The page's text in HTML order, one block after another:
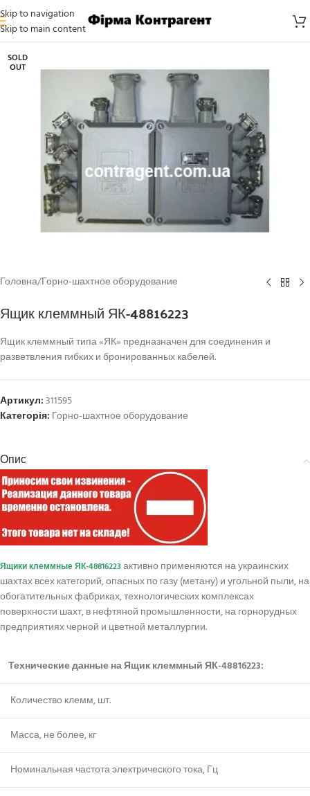
Skip to navigation
Skip to main content
SOLD
OUT
Головна/Горно-шахтное оборудование
Ящик клеммный ЯК-48816223
Ящик клеммный типа «ЯК» предназначен для соединения и
разветвления гибких и бронированных кабелей.
Артикул:311595
Категорія: Горно-шахтное оборудование
Опис
Ящики клеммные ЯК-48816223активно применяются на украинских
шахтах всех категорий, опасных по газу (метану) и угольной пыли, на
обогатительных фабриках, технологических комплексах
поверхности шахт, в нефтяной промышленности, на горнорудных
предприятиях черной и цветной металлургии.
Технические данные на Ящик клеммный ЯК-48816223:
Количество клемм, шт.
Масса, не более, кг
Номинальная частота электрического тока, Гц